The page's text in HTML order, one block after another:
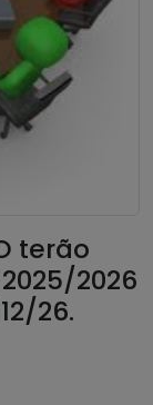
terão
2026
26.